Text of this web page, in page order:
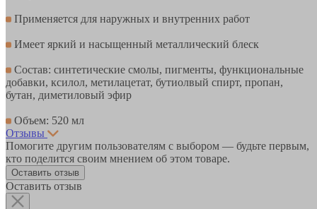
Применяется для наружных и внутренних работ
Имеет яркий и насыщенный металлический блеск
Состав: синтетические смолы, пигменты, функциональные
добавки, ксилол, метилацетат, бутиолвый спирт, пропан,
бутан, диметиловый эфир
Объем: 520 мл
Отзывы
Помогите другим пользователям с выбором — будьте первым,
кто поделится своим мнением об этом товаре.
Оставить отзыв
Оставить отзыв